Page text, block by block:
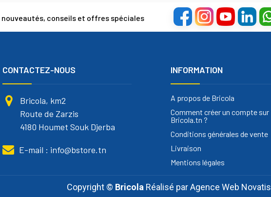
conseils et offres spéciales
CONTACTEZ-NOUS
Bricola, km2
Route de Zarzis
4180 Houmet Souk Djerba
E-mail : info@bstore.tn
INFORMATION
A propos de Bricola
Comment créer un compte sur
Bricola.tn ?
Conditions générales de vente
Livraison
Mentions légales
Copyright © Bricola Réalisé parAgence Web Novatis